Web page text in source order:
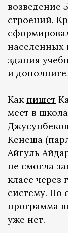
возведение
строений.
населенных
здания
и
Как пишет
мест в
Кенеша
Айгуль
не смогла
класс через
систему. По
программа
уже нет.